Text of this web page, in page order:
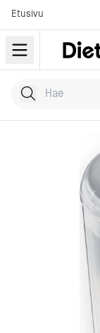
Etusivu
Hae tuotteita
Kirjoita hakusana...